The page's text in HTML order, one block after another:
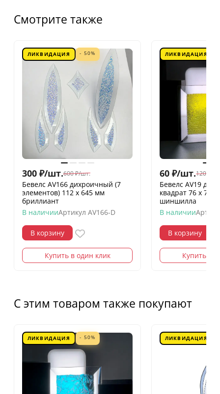
Смотрите также
ЛИКВИДАЦИЯ - 50%
300 ₽/шт.600 ₽/шт.
Бевелс AV166 дихроичный (7
элементов) 112 х 645 мм
бриллиант
В наличииАртикул AV166-D
В корзину
Купить в один клик
ЛИКВИДАЦИЯ
60 ₽/шт.120
Бевелс AV19
квадрат 76 х 76
шиншилла
В наличии
В корзину
Купить в
С этим товаром также покупают
ЛИКВИДАЦИЯ - 50% ЛИКВИДАЦИЯ